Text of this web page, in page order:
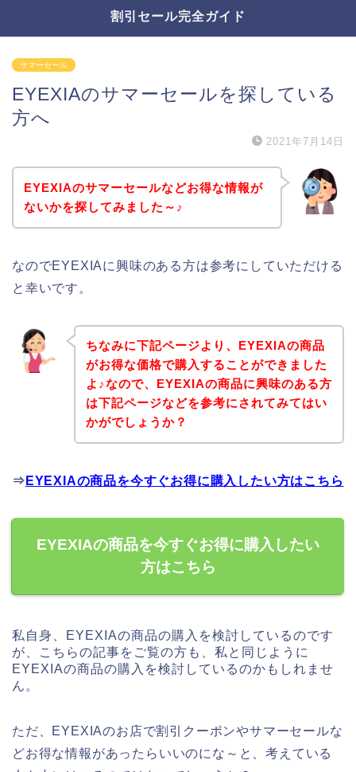
割引セール完全ガイド
サマーセール
EYEXIAのサマーセールを探している
方へ
2021年7月14日
EYEXIAのサマーセールなどお得な情報が
ないかを探してみました～♪
なのでEYEXIAに興味のある方は参考にしていただける
と幸いです。
ちなみに下記ページより、EYEXIAの商品
がお得な価格で購入することができました
よ♪なので、EYEXIAの商品に興味のある方
は下記ページなどを参考にされてみてはい
かがでしょうか？
⇒ EYEXIAの商品を今すぐお得に購入したい方はこちら
EYEXIAの商品を今すぐお得に購入したい
方はこちら
私自身、EYEXIAの商品の購入を検討しているのです
が、こちらの記事をご覧の方も、私と同じように
EYEXIAの商品の購入を検討しているのかもしれませ
ん。
ただ、EYEXIAのお店で割引クーポンやサマーセールな
どお得な情報があったらいいのにな～と、考えている